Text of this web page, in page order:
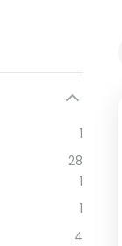
1
28
1
1
4